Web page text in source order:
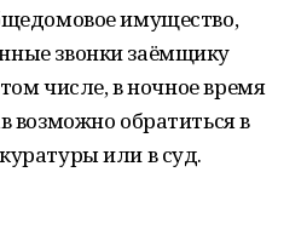
имущество,
звонки заёмщику
числе, в ночное время
возможно обратиться в
или в суд.